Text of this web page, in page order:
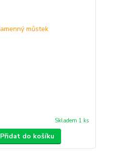
Skladem 1 ks
Přidat do košíku